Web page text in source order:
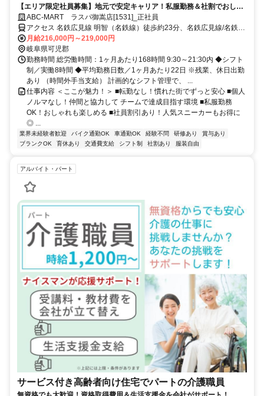
【エリア限定社員募集】地元で安定キャリア！私服勤務＆社割でおしゃ
れも楽しめる接客のお仕事♪
ABC-MART ラスパ御嵩店[1531]_正社員
アクセス 名鉄広見線 明智（名鉄線）徒歩約23分、名鉄広見線/名鉄名
古屋本線 新可児徒歩約26分、ＪＲ太多線 可児徒歩約26分
月給216,000円～219,000円
岐阜県可児郡
勤務時間 総労働時間：1ヶ月あたり168時間 9:30～21:30内 ◆シフト
制／実働8時間 ◆平均勤務日数／1ヶ月あたり22日 ※残業、休日出勤
あり （時間外手当支給） 計画的なシフト管理で、 ...
仕事内容 ＜ここが魅力！＞ ■転勤なし！慣れた街でずっと安心 ■個人
ノルマなし！仲間と協力して チームで達成目指す環境 ■私服勤務
OK！おしゃれも楽しめる ■社員割引あり！人気スニーカーもお得に
◎ ...
業界未経験者歓迎 バイク通勤OK 車通勤OK 経験不問 研修あり
賞与あり
ブランクOK
育休あり 交通費支給 シフト制 社割あり 服装自由
アルバイト・パート
サービス付き高齢者向け住宅でパートの介護職員